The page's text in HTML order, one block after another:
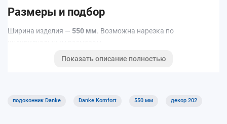
Размеры и подбор
Ширина изделия — 550 мм. Возможна нарезка по
практичной поверхности.
Показать описание полностью
подоконник Danke Danke Komfort 550 мм декор 202